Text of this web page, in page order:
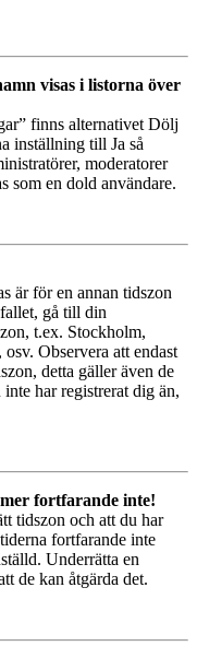
visas i listorna över
finns alternativet Dölj
inställning till Ja så
moderatorer
som en dold användare.
är för en annan tidszon
gå till din
t.ex. Stockholm,
Observera att endast
detta gäller även de
har registrerat dig än,
fortfarande inte!
tidszon och att du har
fortfarande inte
Underrätta en
de kan åtgärda det.